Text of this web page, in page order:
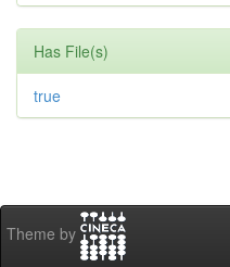
Has File(s)
true
Theme by